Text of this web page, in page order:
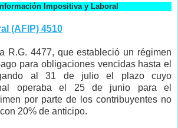
Impositiva y Laboral
(AFIP) 4510
R.G. 4477, que estableció un régimen
para obligaciones vencidas hasta el
al 31 de julio el plazo cuyo
operaba el 25 de junio para el
por parte de los contribuyentes no
20% de anticipo.